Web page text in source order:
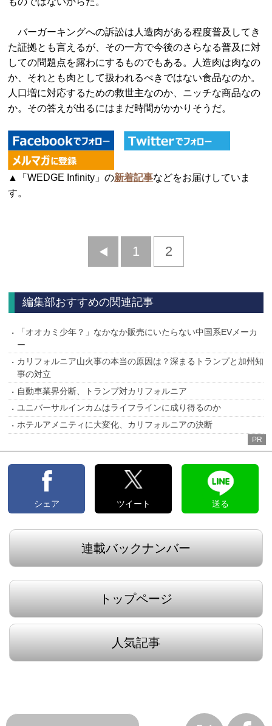
バーガーキングへの訴訟は人造肉がある程度普及してき
た証拠とも言えるが、その一方で今後のさらなる普及に対
しての問題点を露わにするものでもある。人造肉は肉なの
か、それとも肉として扱われるべきではない食品なのか。
人口増に対応するための救世主なのか、ニッチな商品なの
か。その答えが出るにはまだ時間がかかりそうだ。
▲「WEDGE Infinity」の新着記事などをお届けしていま
す。
前
1 2
編集部おすすめの関連記事
「オオカミ少年？」なかなか販売にいたらない中国系EVメーカ
ー
カリフォルニア山火事の本当の原因は？深まるトランプと加州知
事の対立
自動車業界分断、トランプ対カリフォルニア
ユニバーサルインカムはライフラインに成り得るのか
ホテルアメニティに大変化、カリフォルニアの決断
PR
シェア ツイート 送る
連載バックナンバー
トップページ
人気記事